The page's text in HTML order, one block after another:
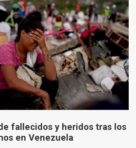
fallecidos y heridos tras los
en Venezuela